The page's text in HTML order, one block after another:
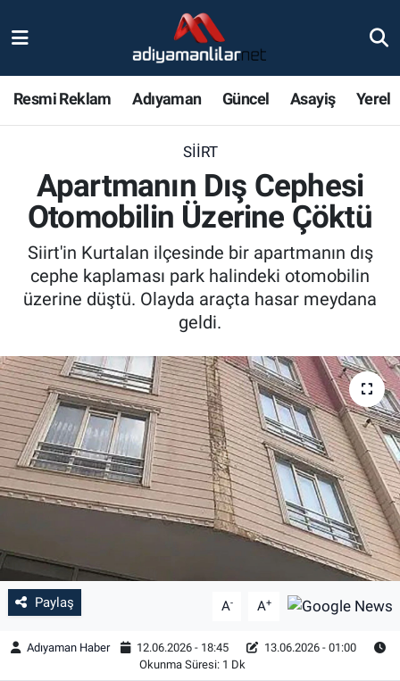
Resmi Reklam Adıyaman Güncel Asayiş Yerel
SIIRT
Apartmanın Dış Cephesi
Otomobilin Üzerine Çöktü
Siirt'in Kurtalan ilçesinde bir apartmanın dış
cephe kaplaması park halindeki otomobilin
üzerine düştü. Olayda araçta hasar meydana
geldi.
Paylaş A- A+
Adıyaman Haber 12.06.2026 - 18:45
13.06.2026 - 01:00
Okunma Süresi: 1 Dk
Magazin
Bölge Haberleri
Gündem
Sağlık
Özel Haber
Kültür Sanat
Ekonomi
Yaşam
Nöbetçi Eczaneler
Adiyaman Namaz Vakitleri
Trafik Durumu
Süper Lig Puan Durumu ve Fikstür
Tüm Manşetler
Haber Arşivi